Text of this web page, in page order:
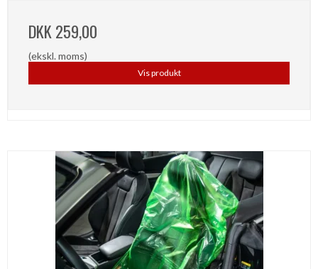
DKK 259,00
(ekskl. moms)
Vis produkt